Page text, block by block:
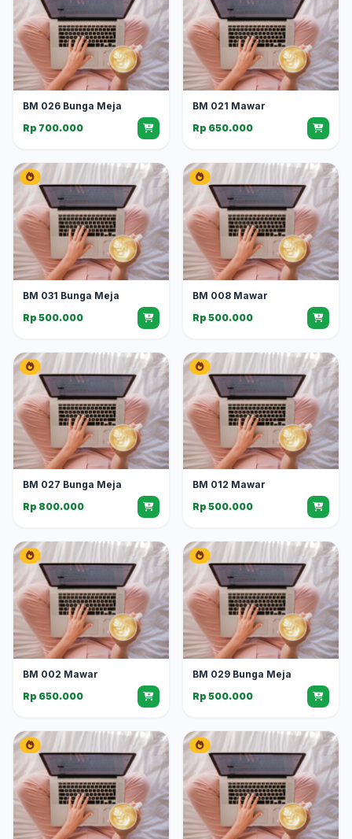
BM 026 Bunga Meja
Rp 700.000
BM 021 Mawar
Rp 650.000
BM 031 Bunga Meja
Rp 500.000
BM 008 Mawar
Rp 500.000
BM 027 Bunga Meja
Rp 800.000
BM 012 Mawar
Rp 500.000
BM 002 Mawar
Rp 650.000
BM 029 Bunga Meja
Rp 500.000